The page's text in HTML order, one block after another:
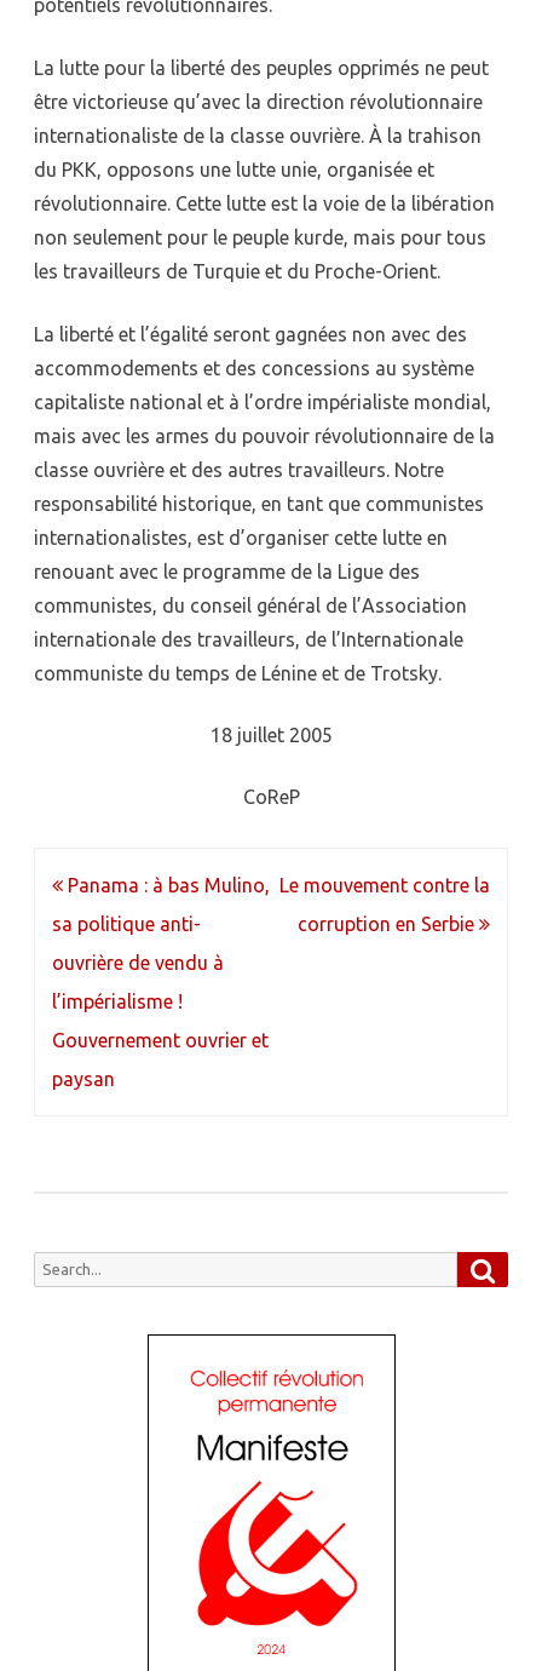
potentiels révolutionnaires.
La lutte pour la liberté des peuples opprimés ne peut
être victorieuse qu’avec la direction révolutionnaire
internationaliste de la classe ouvrière. À la trahison
du PKK, opposons une lutte unie, organisée et
révolutionnaire. Cette lutte est la voie de la libération
non seulement pour le peuple kurde, mais pour tous
les travailleurs de Turquie et du Proche-Orient.
La liberté et l’égalité seront gagnées non avec des
accommodements et des concessions au système
capitaliste national et à l’ordre impérialiste mondial,
mais avec les armes du pouvoir révolutionnaire de la
classe ouvrière et des autres travailleurs. Notre
responsabilité historique, en tant que communistes
internationalistes, est d’organiser cette lutte en
renouant avec le programme de la Ligue des
communistes, du conseil général de l’Association
internationale des travailleurs, de l’Internationale
communiste du temps de Lénine et de Trotsky.
18 juillet 2005
CoReP
Navigation
de
l’article
Panama : à bas Mulino,
sa politique anti-
ouvrière de vendu à
l’impérialisme !
Gouvernement ouvrier et
paysan
Le mouvement contre la
corruption en Serbie
Search